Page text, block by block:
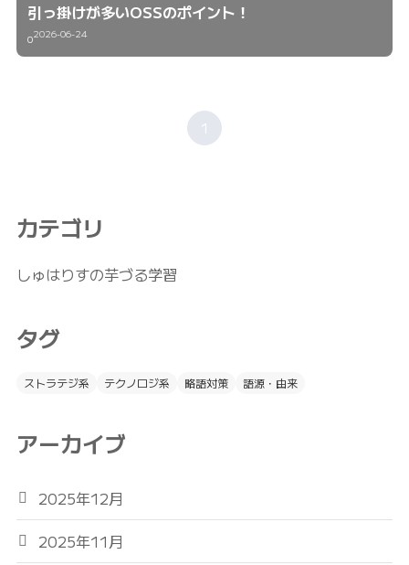
引っ掛けが多いOSSのポイント！
02026-06-24
1
カテゴリ
しゅはりすの芋づる学習
タグ
ストラテジ系 テクノロジ系 略語対策 語源・由来
アーカイブ
2025年12月
2025年11月